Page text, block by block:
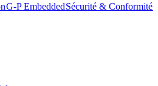
G-P Embedded​​Sécurité & Conformité​​